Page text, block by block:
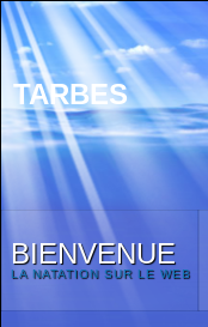
TARBES
BIENVENUE
LA NATATION SUR LE WEB